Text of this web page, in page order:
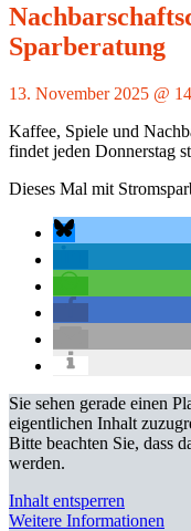
Sparberatung
13. November 2025 @
Kaffee, Spiele und
findet jeden Donnerstag
Dieses Mal mit
Sie sehen gerade einen
eigentlichen Inhalt
Bitte beachten Sie, dass
werden.
Inhalt entsperren
Weitere Informationen